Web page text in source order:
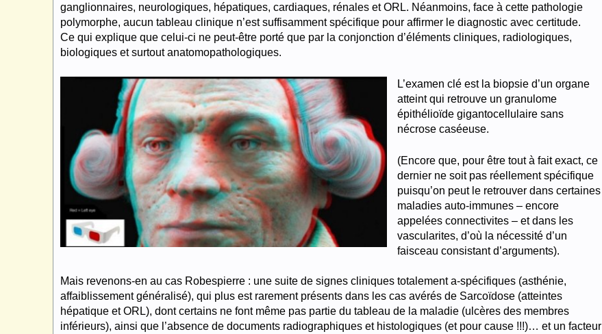
ganglionnaires, neurologiques, hépatiques, cardiaques, rénales et ORL. Néanmoins, face à cette pathologie
polymorphe, aucun tableau clinique n’est suffisamment spécifique pour affirmer le diagnostic avec certitude.
Ce qui explique que celui-ci ne peut-être porté que par la conjonction d’éléments cliniques, radiologiques,
biologiques et surtout anatomopathologiques.
L’examen clé est la biopsie d’un organe
atteint qui retrouve un granulome
épithélioïde gigantocellulaire sans
nécrose caséeuse.
(Encore que, pour être tout à fait exact, ce
dernier ne soit pas réellement spécifique
puisqu’on peut le retrouver dans certaines
maladies auto-immunes – encore
appelées connectivites – et dans les
vascularites, d’où la nécessité d’un
faisceau consistant d’arguments).
Mais revenons-en au cas Robespierre : une suite de signes cliniques totalement a-spécifiques (asthénie,
affaiblissement généralisé), qui plus est rarement présents dans les cas avérés de Sarcoïdose (atteintes
hépatique et ORL), dont certains ne font même pas partie du tableau de la maladie (ulcères des membres
inférieurs), ainsi que l’absence de documents radiographiques et histologiques (et pour cause !!!)… et un facteur